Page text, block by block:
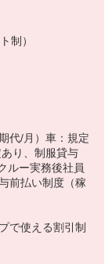
制）
代/月）車：規定
り、制服貸与
ルー実務後社員
前払い制度（稼
で使える割引制